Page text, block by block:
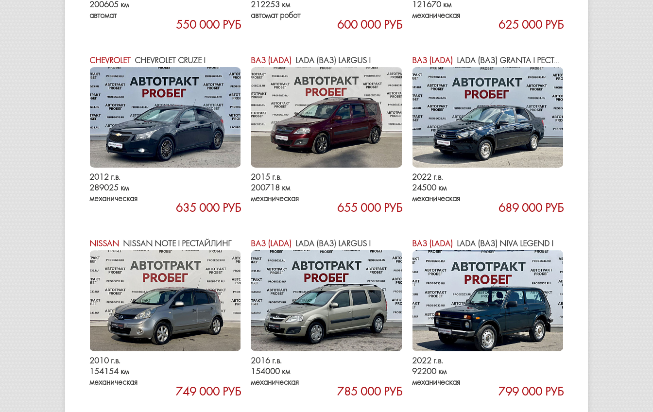
200605 км
автомат
550 000 РУБ
212253 км
автомат робот
600 000 РУБ
121670 км
механическая
625 000 РУБ
CHEVROLET CHEVROLET CRUZE I
2012 г.в.
289025 км
механическая
635 000 РУБ
ВАЗ (LADA) LADA (ВАЗ) LARGUS I
2015 г.в.
200718 км
механическая
655 000 РУБ
ВАЗ (LADA) LADA (ВАЗ) GRANTA I РЕСТАЙЛИНГ
2022 г.в.
24500 км
механическая
689 000 РУБ
NISSAN NISSAN NOTE I РЕСТАЙЛИНГ
2010 г.в.
154154 км
механическая
749 000 РУБ
ВАЗ (LADA) LADA (ВАЗ) LARGUS I
2016 г.в.
154000 км
механическая
785 000 РУБ
ВАЗ (LADA) LADA (ВАЗ) NIVA LEGEND I
2022 г.в.
92200 км
механическая
799 000 РУБ